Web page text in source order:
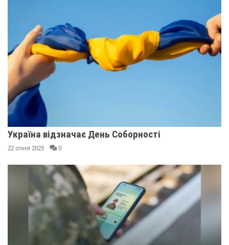
Україна відзначає День Соборності
22 січня 2025 0